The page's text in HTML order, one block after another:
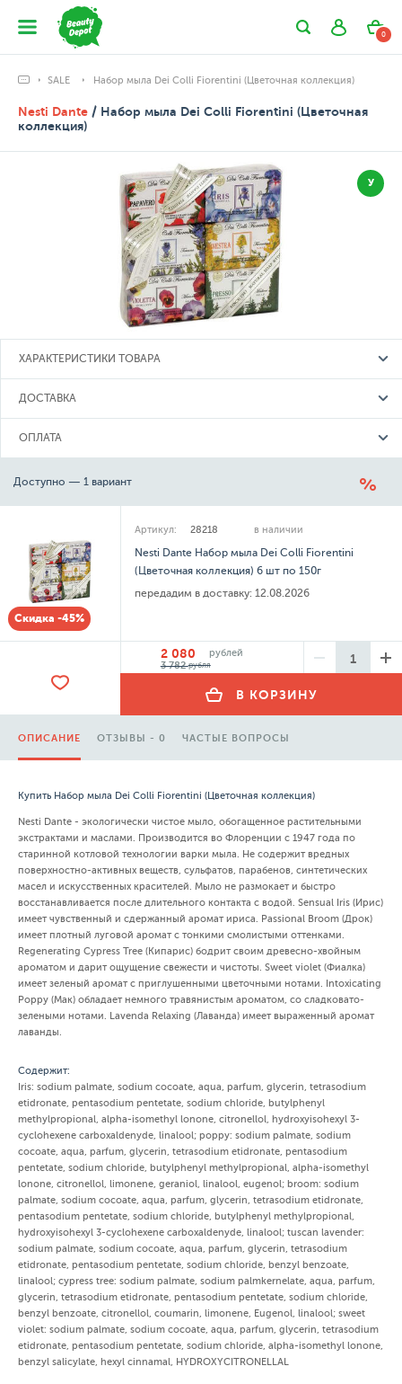
0
SALE Набор мыла Dei Colli Fiorentini (Цветочная коллекция)
Nesti Dante / Набор мыла Dei Colli Fiorentini (Цветочная
коллекция)
У
ХАРАКТЕРИСТИКИ ТОВАРА
ДОСТАВКА
ОПЛАТА
Доступно — 1 вариант
Скидка -45%
Артикул: 28218 в наличии
Nesti Dante Набор мыла Dei Colli Fiorentini
(Цветочная коллекция) 6 шт по 150г
передадим в доставку: 12.08.2026
2 080
рублей
3 782рубля
В КОРЗИНУ
ОПИСАНИЕ ОТЗЫВЫ - 0 ЧАСТЫЕ ВОПРОСЫ
Купить Набор мыла Dei Colli Fiorentini (Цветочная коллекция)
Nesti Dante - экологически чистое мыло, обогащенное растительными
экстрактами и маслами. Производится во Флоренции с 1947 года по
старинной котловой технологии варки мыла. Не содержит вредных
поверхностно-активных веществ, сульфатов, парабенов, синтетических
масел и искусственных красителей. Мыло не размокает и быстро
восстанавливается после длительного контакта с водой. Sensual Iris (Ирис)
имеет чувственный и сдержанный аромат ириса. Passional Broom (Дрок)
имеет плотный луговой аромат с тонкими смолистыми оттенками.
Regenerating Cypress Tree (Кипарис) бодрит своим древесно-хвойным
ароматом и дарит ощущение свежести и чистоты. Sweet violet (Фиалка)
имеет зеленый аромат с приглушенными цветочными нотами. Intoxicating
Poppy (Мак) обладает немного травянистым ароматом, со сладковато-
зелеными нотами. Lavenda Relaxing (Лаванда) имеет выраженный аромат
лаванды.
Содержит:
Iris: sodium palmate, sodium cocoate, aqua, parfum, glycerin, tetrasodium
etidronate, pentasodium pentetate, sodium chloride, butylphenyl
methylpropional, alpha-isomethyl lonone, citronellol, hydroxyisohexyl 3-
cyclohexene carboxaldenyde, linalool; poppy: sodium palmate, sodium
cocoate, aqua, parfum, glycerin, tetrasodium etidronate, pentasodium
pentetate, sodium chloride, butylphenyl methylpropional, alpha-isomethyl
lonone, citronellol, limonene, geraniol, linalool, eugenol; broom: sodium
palmate, sodium cocoate, aqua, parfum, glycerin, tetrasodium etidronate,
pentasodium pentetate, sodium chloride, butylphenyl methylpropional,
hydroxyisohexyl 3-cyclohexene carboxaldenyde, linalool; tuscan lavender:
sodium palmate, sodium cocoate, aqua, parfum, glycerin, tetrasodium
etidronate, pentasodium pentetate, sodium chloride, benzyl benzoate,
linalool; cypress tree: sodium palmate, sodium palmkernelate, aqua, parfum,
glycerin, tetrasodium etidronate, pentasodium pentetate, sodium chloride,
benzyl benzoate, citronellol, coumarin, limonene, Eugenol, linalool; sweet
violet: sodium palmate, sodium cocoate, aqua, parfum, glycerin, tetrasodium
etidronate, pentasodium pentetate, sodium chloride, alpha-isomethyl lonone,
benzyl salicylate, hexyl cinnamal, HYDROXYCITRONELLAL